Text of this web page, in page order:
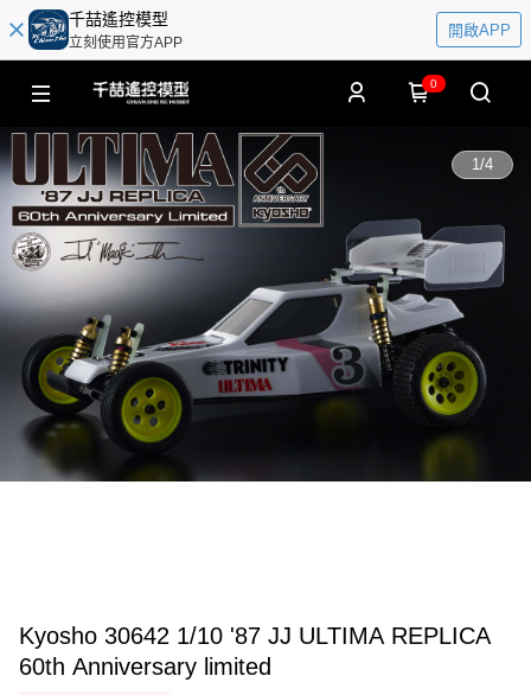
千喆遙控模型
立刻使用官方APP
開啟APP
0
1/4
Kyosho 30642 1/10 '87 JJ ULTIMA REPLICA
60th Anniversary limited